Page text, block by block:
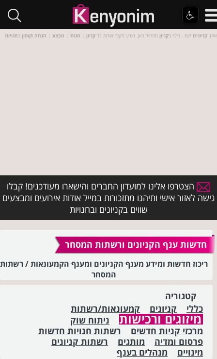
אתר קניונים.קום - בילוי בקניון מתחיל כאן. מידע מקיף אודות כל קניון | חנות | מבצע | הנחה וקופון בחנויות
הצטרפו אלינו למועדון החברים והישארו מעודכנים! קבלו
גישה לאזור אישי ותיהנו מתזכורות במייל אודות אירועים ומבצעים
שווים בקניונים ובחנויות
חדשות ענף הקניונים ורשתות המסחר
ריכוז חדשות ומידע מענף הקניונים ומענף הקמעונאות / רשתות
המסחר
קטגוריה
כללי
קניונים קמעונאות/רשתות
מיזוגים ורכישות
ניתוח שוק
מרכזי קניות חדשים
רשתות חנויות חדשות
פרסום ומדיה
מותגים
רשתות קניונים
מינויים
מנהלים בענף